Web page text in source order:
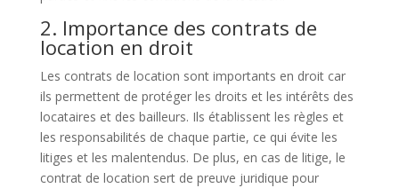
2. Importance des contrats de
location en droit
Les contrats de location sont importants en droit car
ils permettent de protéger les droits et les intérêts des
locataires et des bailleurs. Ils établissent les règles et
les responsabilités de chaque partie, ce qui évite les
litiges et les malentendus. De plus, en cas de litige, le
contrat de location sert de preuve juridique pour